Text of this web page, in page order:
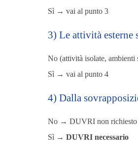
Sì → vai al punto 3
3) Le attività
No (attività isolate,
Sì → vai al punto 4
4) Dalla
No → DUVRI non richiesto
Sì →DUVRI necessario